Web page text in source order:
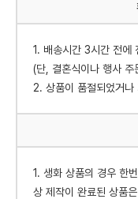
1. 배송시간 3시간 전에
(단, 결혼식이나 행사 주
2. 상품이 품절되었거
1. 생화 상품의 경우 한
상 제작이 완료된 상품